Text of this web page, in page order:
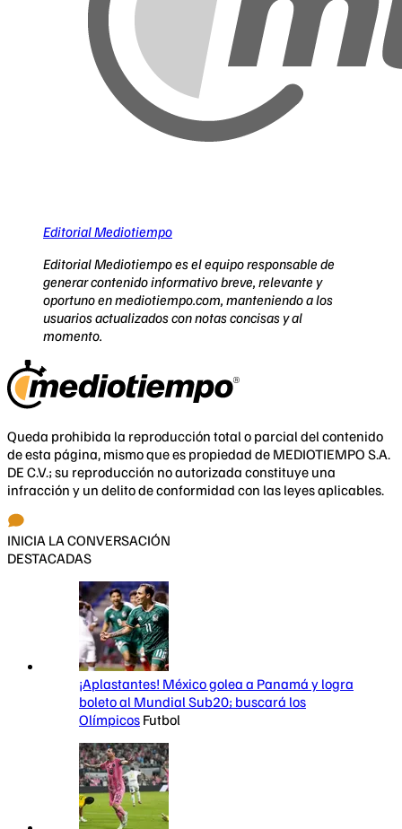
Editorial Mediotiempo
Editorial Mediotiempo es el equipo responsable de
generar contenido informativo breve, relevante y
oportuno en mediotiempo.com, manteniendo a los
usuarios actualizados con notas concisas y al
momento.
Queda prohibida la reproducción total o parcial del contenido
de esta página, mismo que es propiedad de MEDIOTIEMPO S.A.
DE C.V.; su reproducción no autorizada constituye una
infracción y un delito de conformidad con las leyes aplicables.
INICIA LA CONVERSACIÓN
DESTACADAS
¡Aplastantes! México golea a Panamá y logra
boleto al Mundial Sub20; buscará los
Olímpicos Futbol